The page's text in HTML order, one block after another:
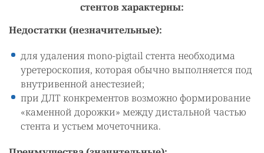
стентов характерны:
Недостатки (незначительные):
для удаления mono-pigtail стента необходима
уретероскопия, которая обычно выполняется под
внутривенной анестезией;
при ДЛТ конкрементов возможно формирование
«каменной дорожки» между дистальной частью
стента и устьем мочеточника.